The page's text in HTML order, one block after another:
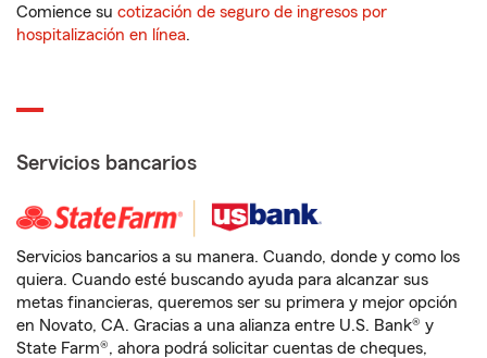
Comience su cotización de seguro de ingresos por
hospitalización en línea.
Servicios bancarios
Servicios bancarios a su manera. Cuando, donde y como los
quiera. Cuando esté buscando ayuda para alcanzar sus
metas financieras, queremos ser su primera y mejor opción
en Novato, CA. Gracias a una alianza entre U.S. Bank® y
State Farm®, ahora podrá solicitar cuentas de cheques,